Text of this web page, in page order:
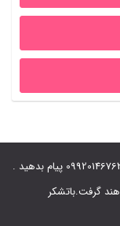
می توانید جهت سوال و پشتیبانی به شماره واتساپ 09920146763 پیام بدهید .
گرفت.باتشکر